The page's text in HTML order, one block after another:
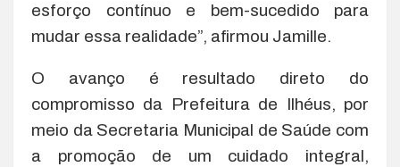
esforço contínuo e bem-sucedido para
mudar essa realidade”, afirmou Jamille.
O avanço é resultado direto do
compromisso da Prefeitura de Ilhéus, por
meio da Secretaria Municipal de Saúde com
a promoção de um cuidado integral,